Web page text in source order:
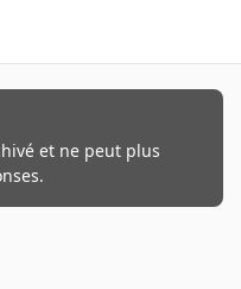
et ne peut plus